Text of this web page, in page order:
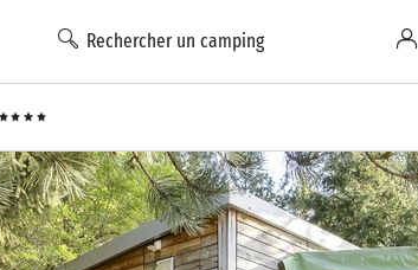
Rechercher un camping